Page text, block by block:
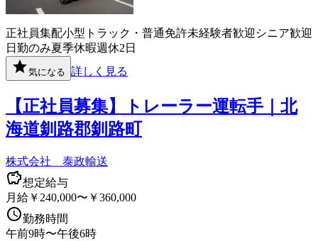
正社員集配小型トラック・普通免許未経験者歓迎 シニア歓迎
日勤のみ夏季休暇週休2日
気になる 詳しく見る
【正社員募集】トレーラー運転手｜北
海道釧路郡釧路町
株式会社 泰政輸送
想定給与
月給￥240,000〜￥360,000
勤務時間
午前9時〜午後6時